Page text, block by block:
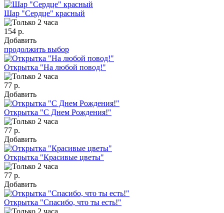
Шар "Сердце" красный
154 р.
Добавить
продолжить выбор
Открытка "На любой повод!"
77 р.
Добавить
Открытка "С Днем Рождения!"
77 р.
Добавить
Открытка "Красивые цветы"
77 р.
Добавить
Открытка "Спасибо, что ты есть!"